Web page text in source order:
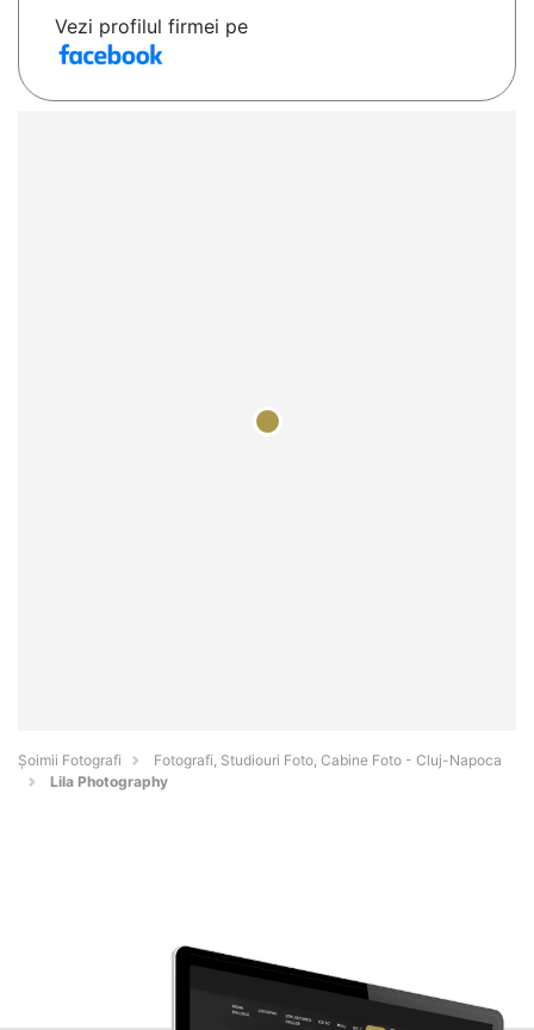
Vezi profilul firmei pe
Șoimii Fotografi
Fotografi, Studiouri Foto, Cabine Foto - Cluj-Napoca
Lila Photography